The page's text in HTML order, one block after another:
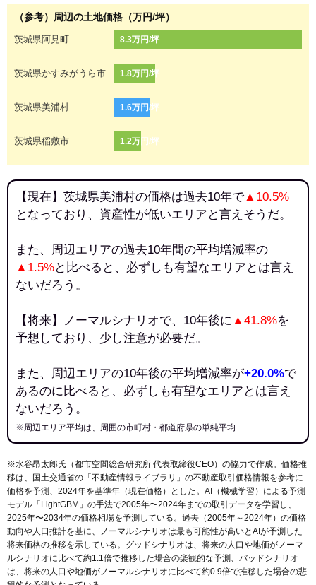
（参考）周辺の土地価格（万円/坪）
茨城県阿見町 8.3万円/坪
茨城県かすみがうら市 1.8万円/坪
茨城県美浦村 1.6万円/坪
茨城県稲敷市 1.2万円/坪
【現在】茨城県美浦村の価格は過去10年で▲10.5%
となっており、資産性が低いエリアと言えそうだ。
また、周辺エリアの過去10年間の平均増減率の
▲1.5%と比べると、必ずしも有望なエリアとは言え
ないだろう。
【将来】ノーマルシナリオで、10年後に ▲41.8%を
予想しており、少し注意が必要だ。
また、周辺エリアの10年後の平均増減率が+20.0%で
あるのに比べると、必ずしも有望なエリアとは言え
ないだろう。
※周辺エリア平均は、周囲の市町村・都道府県の単純平均
※水谷昂太郎氏（都市空間総合研究所 代表取締役CEO）の協力で作成。価格推
移は、国土交通省の「 不動産情報ライブラリ 」の不動産取引価格情報を参考に
価格を予測、2024年を基準年（現在価格）とした。AI（機械学習）による予測
モデル「LightGBM」の手法で2005年〜2024年までの取引データを学習し、
2025年〜2034年の価格相場を予測している。過去（2005年～2024年）の価格
動向や人口推計を基に、ノーマルシナリオは最も可能性が高いとAIが予測した
将来価格の推移を示している。グッドシナリオは、将来の人口や地価がノーマ
ルシナリオに比べて約1.1倍で推移した場合の楽観的な予測、バッドシナリオ
は、将来の人口や地価がノーマルシナリオに比べて約0.9倍で推移した場合の悲